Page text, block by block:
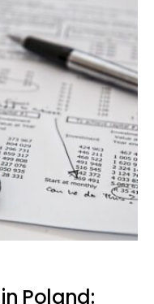
Poland: